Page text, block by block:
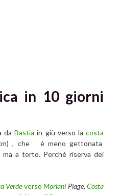
in 10 giorni
daBastia in giù verso lacosta
, che è meno gettonata
a torto. Perché riserva dei
Verdeverso Moriani Plage,Costa